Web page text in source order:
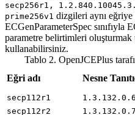
secp256r1,
prime256v1 dizgileri aynı eğriye
ECGenParameterSpec sınıfıyla
parametre belirtimleri oluşturmak
kullanabilirsiniz.
Tablo 2. OpenJCEPlus
Eğri adı
Nesne
secp112r1
1.3.132.0.6
secp112r2
1.3.132.0.7